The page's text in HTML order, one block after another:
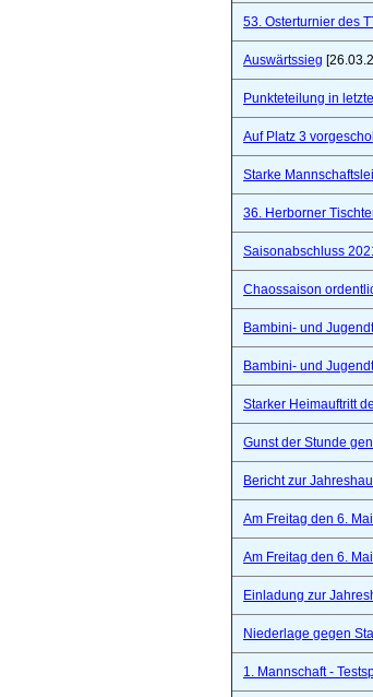
53. Osterturnier des
Auswärtssieg
Punkteteilung in
Auf Platz 3
Starke
36. Herborner
Saisonabschluss
Chaossaison
Bambini- und
Bambini- und
Starker Heimauftritt
Gunst der Stunde
Bericht zur
Am Freitag den 6.
Am Freitag den 6.
Einladung zur
Niederlage gegen
1. Mannschaft -